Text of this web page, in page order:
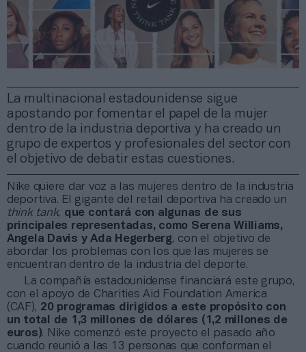
La multinacional estadounidense sigue
apostando por fomentar el papel de la mujer
dentro de la industria deportiva y ha creado un
grupo de expertos y profesionales del sector con
el objetivo de debatir estas cuestiones.
Nike quiere dar voz a las mujeres dentro de la industria
deportiva. El gigante del retail deportiva ha creado un
think tank, que contará con algunas de sus
principales representadas, como Serena Williams,
Angela Davis y Ada Hegerberg, con el objetivo de
abordar los problemas con los que las mujeres se
encuentran dentro de la industria del deporte.
La compañía estadounidense financiará este grupo,
con el apoyo de Charities Aid Foundation America
(CAF), 20 programas dirigidos a este propósito con
un total de 1,3 millones de dólares (1,2 millones de
euros). Nike comenzó este proyecto el pasado año
cuando reunió a las 13 personas que conforman el